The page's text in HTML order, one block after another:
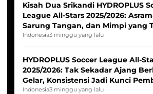
Kisah Dua Srikandi HYDROPLUS
League All-Stars 2025/2026:
Sarung Tangan, dan Mimpi yang
Pernah Padam
Indonesia3 minggu yang lalu
HYDROPLUS Soccer League All-
2025/2026: Tak Sekadar Ajang
Gelar, Konsistensi Jadi Kunci
Indonesia3 minggu yang lalu